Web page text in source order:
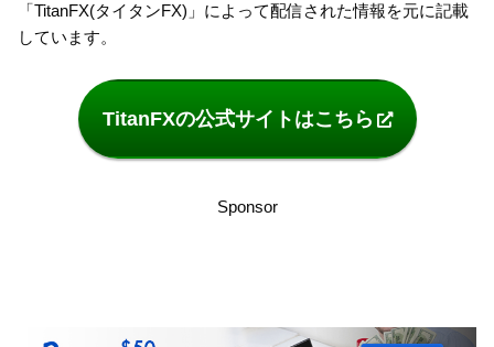
「TitanFX(タイタンFX)」によって配信された情報を元に記載
しています。
TitanFXの公式サイトはこちら
Sponsor